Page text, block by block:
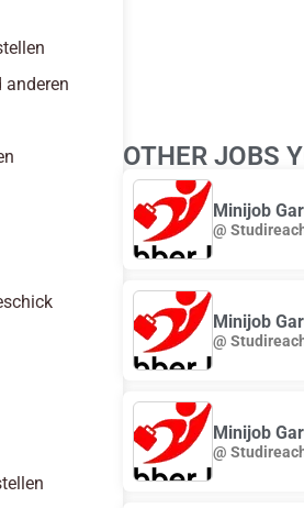
anderen
+
−
OTHER JOBS
Minijob
@
Minijob
@
Minijob
@